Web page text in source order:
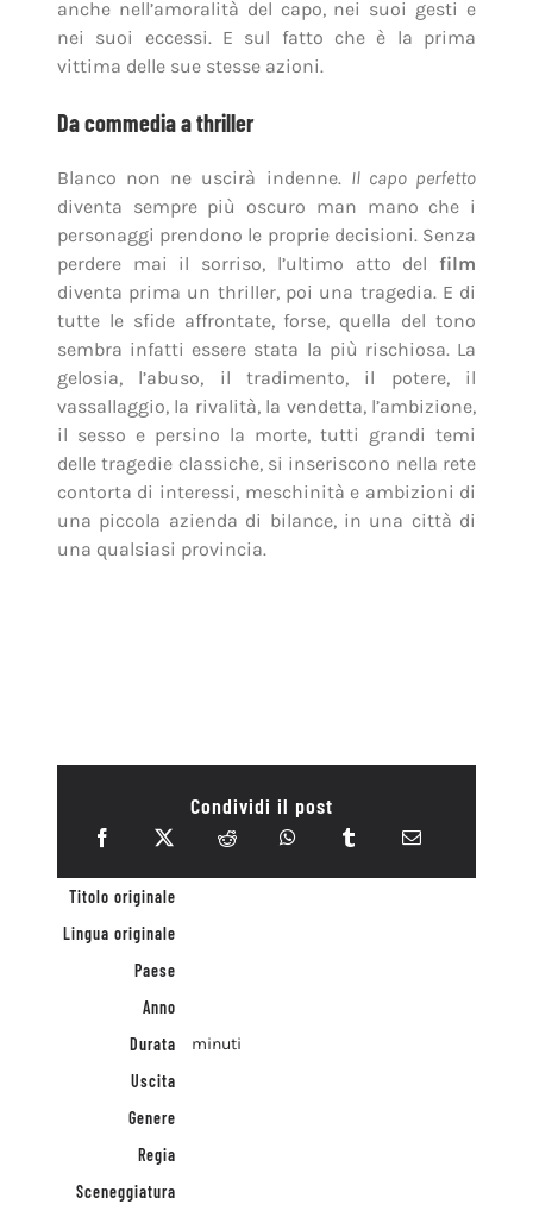
anche nell’amoralità del capo, nei suoi gesti e
nei suoi eccessi. E sul fatto che è la prima
vittima delle sue stesse azioni.
Da commedia a thriller
Blanco non ne uscirà indenne. Il capo perfetto
diventa sempre più oscuro man mano che i
personaggi prendono le proprie decisioni. Senza
perdere mai il sorriso, l’ultimo atto del film
diventa prima un thriller, poi una tragedia. E di
tutte le sfide affrontate, forse, quella del tono
sembra infatti essere stata la più rischiosa. La
gelosia, l’abuso, il tradimento, il potere, il
vassallaggio, la rivalità, la vendetta, l’ambizione,
il sesso e persino la morte, tutti grandi temi
delle tragedie classiche, si inseriscono nella rete
contorta di interessi, meschinità e ambizioni di
una piccola azienda di bilance, in una città di
una qualsiasi provincia.
Condividi il post
Titolo originale
Lingua originale
Paese
Anno
Durata
minuti
Uscita
Genere
Regia
Sceneggiatura